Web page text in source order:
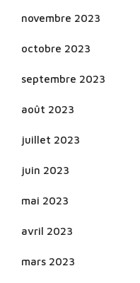
novembre 2023
octobre 2023
septembre 2023
août 2023
juillet 2023
juin 2023
mai 2023
avril 2023
mars 2023